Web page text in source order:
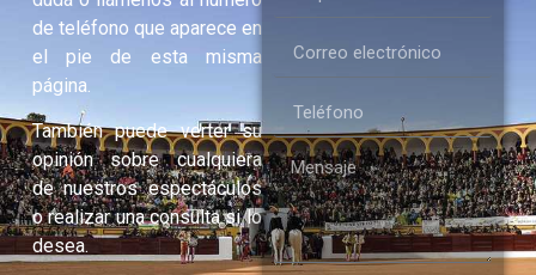
de teléfono que aparece en
el pie de esta misma
página.
También puede verter su
opinión sobre cualquiera
de nuestros espectáculos
o realizar una consulta si lo
desea.